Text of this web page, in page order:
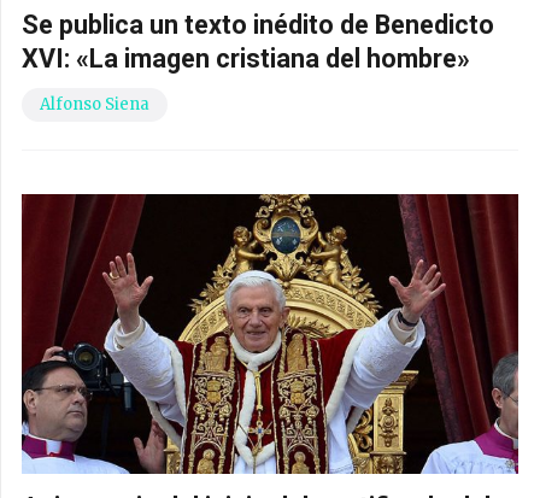
Se publica un texto inédito de Benedicto
XVI: «La imagen cristiana del hombre»
Alfonso Siena